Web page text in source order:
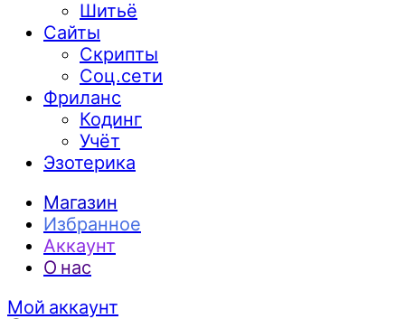
Шитьё
Сайты
Скрипты
Соц.сети
Фриланс
Кодинг
Учёт
Эзотерика
Магазин
Избранное
Аккаунт
О нас
Мой аккаунт